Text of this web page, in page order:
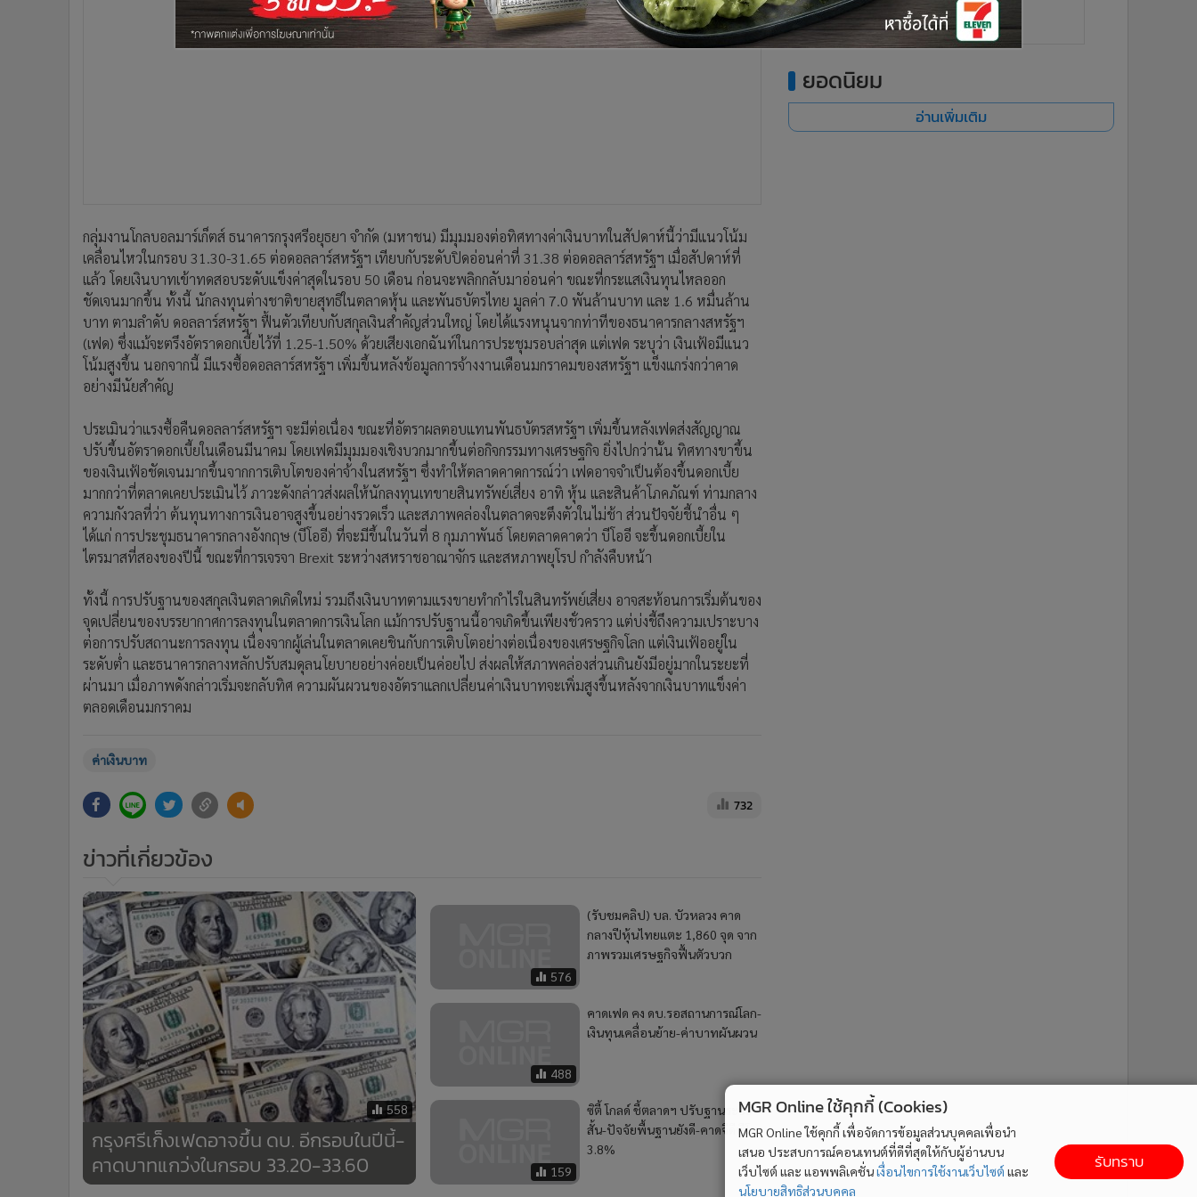
กลุ่มงานโกลบอลมาร์เก็ตส์ ธนาคารกรุงศรีอยุธยา จำกัด (มหาชน) มีมุมมองต่อทิศทางค่าเงินบาทในสัปดาห์นี้ว่ามีแนวโน้ม
เคลื่อนไหวในกรอบ 31.30-31.65 ต่อดอลลาร์สหรัฐฯ เทียบกับระดับปิดอ่อนค่าที่ 31.38 ต่อดอลลาร์สหรัฐฯ เมื่อสัปดาห์ที่
แล้ว โดยเงินบาทเข้าทดสอบระดับแข็งค่าสุดในรอบ 50 เดือน ก่อนจะพลิกกลับมาอ่อนค่า ขณะที่กระแสเงินทุนไหลออก
ชัดเจนมากขึ้น ทั้งนี้ นักลงทุนต่างชาติขายสุทธิในตลาดหุ้น และพันธบัตรไทย มูลค่า 7.0 พันล้านบาท และ 1.6 หมื่นล้าน
บาท ตามลำดับ ดอลลาร์สหรัฐฯ ฟื้นตัวเทียบกับสกุลเงินสำคัญส่วนใหญ่ โดยได้แรงหนุนจากท่าทีของธนาคารกลางสหรัฐฯ
(เฟด) ซึ่งแม้จะตรึงอัตราดอกเบี้ยไว้ที่ 1.25-1.50% ด้วยเสียงเอกฉันท์ในการประชุมรอบล่าสุด แต่เฟด ระบุว่า เงินเฟ้อมีแนว
โน้มสูงขึ้น นอกจากนี้ มีแรงซื้อดอลลาร์สหรัฐฯ เพิ่มขึ้นหลังข้อมูลการจ้างงานเดือนมกราคมของสหรัฐฯ แข็งแกร่งกว่าคาด
อย่างมีนัยสำคัญ
ประเมินว่าแรงซื้อคืนดอลลาร์สหรัฐฯ จะมีต่อเนื่อง ขณะที่อัตราผลตอบแทนพันธบัตรสหรัฐฯ เพิ่มขึ้นหลังเฟดส่งสัญญาณ
ปรับขึ้นอัตราดอกเบี้ยในเดือนมีนาคม โดยเฟดมีมุมมองเชิงบวกมากขึ้นต่อกิจกรรมทางเศรษฐกิจ ยิ่งไปกว่านั้น ทิศทางขาขึ้น
ของเงินเฟ้อชัดเจนมากขึ้นจากการเติบโตของค่าจ้างในสหรัฐฯ ซึ่งทำให้ตลาดคาดการณ์ว่า เฟดอาจจำเป็นต้องขึ้นดอกเบี้ย
มากกว่าที่ตลาดเคยประเมินไว้ ภาวะดังกล่าวส่งผลให้นักลงทุนเทขายสินทรัพย์เสี่ยง อาทิ หุ้น และสินค้าโภคภัณฑ์ ท่ามกลาง
ความกังวลที่ว่า ต้นทุนทางการเงินอาจสูงขึ้นอย่างรวดเร็ว และสภาพคล่องในตลาดจะตึงตัวในไม่ช้า ส่วนปัจจัยชี้นำอื่น ๆ
ได้แก่ การประชุมธนาคารกลางอังกฤษ (บีโออี) ที่จะมีขึ้นในวันที่ 8 กุมภาพันธ์ โดยตลาดคาดว่า บีโออี จะขึ้นดอกเบี้ยใน
ไตรมาสที่สองของปีนี้ ขณะที่การเจรจา Brexit ระหว่างสหราชอาณาจักร และสหภาพยุโรป กำลังคืบหน้า
ทั้งนี้ การปรับฐานของสกุลเงินตลาดเกิดใหม่ รวมถึงเงินบาทตามแรงขายทำกำไรในสินทรัพย์เสี่ยง อาจสะท้อนการเริ่มต้นของ
จุดเปลี่ยนของบรรยากาศการลงทุนในตลาดการเงินโลก แม้การปรับฐานนี้อาจเกิดขึ้นเพียงชั่วคราว แต่บ่งชี้ถึงความเปราะบาง
ต่อการปรับสถานะการลงทุน เนื่องจากผู้เล่นในตลาดเคยชินกับการเติบโตอย่างต่อเนื่องของเศรษฐกิจโลก แต่เงินเฟ้ออยู่ใน
ระดับต่ำ และธนาคารกลางหลักปรับสมดุลนโยบายอย่างค่อยเป็นค่อยไป ส่งผลให้สภาพคล่องส่วนเกินยังมีอยู่มากในระยะที่
ผ่านมา เมื่อภาพดังกล่าวเริ่มจะกลับทิศ ความผันผวนของอัตราแลกเปลี่ยนค่าเงินบาทจะเพิ่มสูงขึ้นหลังจากเงินบาทแข็งค่า
ตลอดเดือนมกราคม
ค่าเงินบาท
732
ข่าวที่เกี่ยวข้อง
558
กรุงศรีเก็งเฟดอาจขึ้น ดบ. อีกรอบในปีนี้-
คาดบาทแกว่งในกรอบ 33.20-33.60
576
(รับชมคลิป) บล. บัวหลวง คาด
กลางปีหุ้นไทยแตะ 1,860 จุด จาก
ภาพรวมเศรษฐกิจฟื้นตัวบวก
488
คาดเฟด คง ดบ.รอสถานการณ์โลก-
เงินทุนเคลื่อนย้าย-ค่าบาทผันผวน
159
ซิตี้ โกลด์ ชี้ตลาดฯ ปรับฐานระยะ
สั้น-ปัจจัยพื้นฐานยังดี-คาดจีดีพีโต
3.8%
ยอดนิยม
อ่านเพิ่มเติม
MGR Online ใช้คุกกี้ (Cookies)
MGR Online ใช้คุกกี้ เพื่อจัดการข้อมูลส่วนบุคคลเพื่อนำ
เสนอ ประสบการณ์คอนเทนต์ที่ดีที่สุดให้กับผู้อ่านบน
เว็บไซต์ และ แอพพลิเคชั่นเงื่อนไขการใช้งานเว็บไซต์ และ
นโยบายสิทธิส่วนบุคคล
รับทราบ